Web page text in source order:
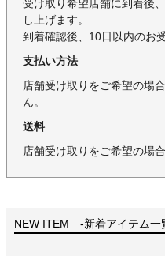
受け取り希望店舗に到着後
し上げます。
到着確認後、10日以内のお
支払い方法
店舗受け取りをご希望の場
ん。
送料
店舗受け取りをご希望の場
NEW ITEM -新着アイテム一